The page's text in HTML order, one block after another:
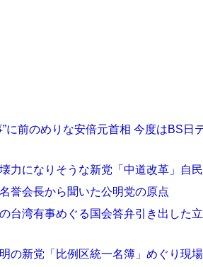
”に前のめりな安倍元首相 今度はBS日
力になりそうな新党「中道改革」自
誉会長から聞いた公明党の原点
台湾有事めぐる国会答弁引き出した
の新党「比例区統一名簿」めぐり現